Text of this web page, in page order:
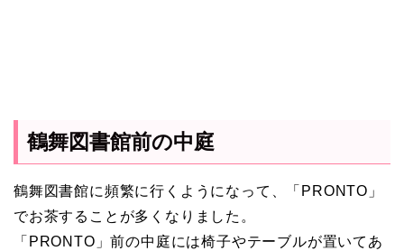
鶴舞図書館前の中庭
鶴舞図書館に頻繁に行くようになって、「PRONTO」
でお茶することが多くなりました。
「PRONTO」前の中庭には椅子やテーブルが置いてあ